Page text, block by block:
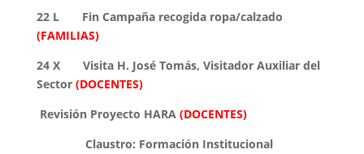
22 L Fin Campaña recogida ropa/calzado
(FAMILIAS)
24 X Visita H. José Tomás, Visitador Auxiliar del
Sector (DOCENTES)
Revisión Proyecto HARA (DOCENTES)
Claustro: Formación Institucional